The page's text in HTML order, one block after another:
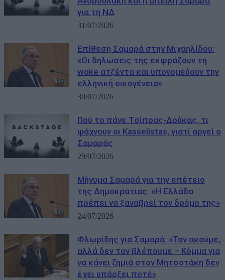
για τη ΝΔ
31/07/2026
Eπίθεση Σαμαρά στην Μιχαηλίδου:
«Οι δηλώσεις της εκφράζουν τη
woke ατζέντα και υπονομεύουν την
ελληνική οικογένεια»
30/07/2026
Πού το πάνε Τσίπρας-Δούκας, τι
ψάχνουν οι Kasselistas, γιατί αργεί ο
Σαμαράς
29/07/2026
Μήνυμα Σαμαρά για την επέτειο
της Δημοκρατίας: «Η Ελλάδα
πρέπει να ξαναβρεί τον δρόμο της»
24/07/2026
Φλωρίδης για Σαμαρά: «Τον ακούμε,
αλλά δεν τον βλέπουμε – Κόμμα για
να κάνει ζημιά στον Μητσοτάκη δεν
έχει υπάρξει ποτέ»